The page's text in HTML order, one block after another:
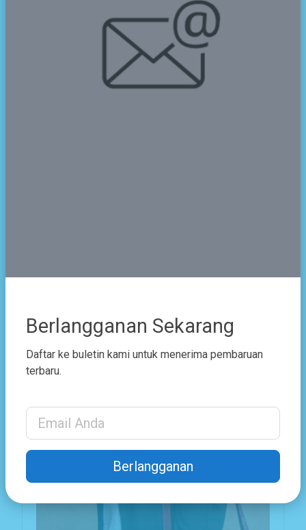
Berlangganan Sekarang
Daftar ke buletin kami untuk menerima pembaruan
terbaru.
Email Address
Berlangganan